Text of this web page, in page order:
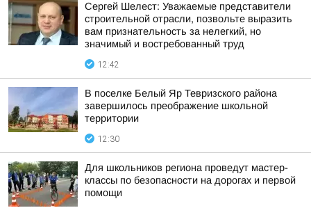
Сергей Шелест: Уважаемые представители
строительной отрасли, позвольте выразить
вам признательность за нелегкий, но
значимый и востребованный труд
12:42
В поселке Белый Яр Тевризского района
завершилось преображение школьной
территории
12:30
Для школьников региона проведут мастер-
классы по безопасности на дорогах и первой
помощи